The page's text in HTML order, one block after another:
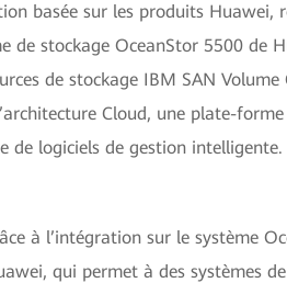
basée sur les produits Huawei,
de stockage OceanStor 5500 de
de stockage IBM SAN
Cloud, une plate-
de logiciels de gestion intelligente.
à l’intégration sur le système
qui permet à des systèmes